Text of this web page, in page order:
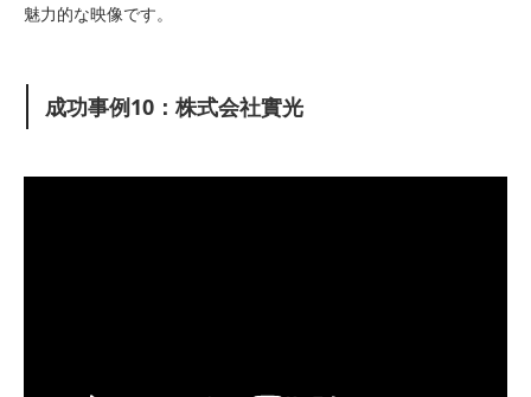
魅力的な映像です。
成功事例10：株式会社實光